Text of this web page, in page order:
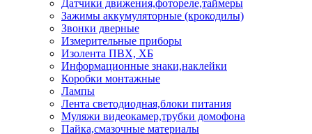
Датчики движения,фотореле,таймеры
Зажимы аккумуляторные (крокодилы)
Звонки дверные
Измерительные приборы
Изолента ПВХ, ХБ
Информационные знаки,наклейки
Коробки монтажные
Лампы
Лента светодиодная,блоки питания
Муляжи видеокамер,трубки домофона
Пайка,смазочные материалы